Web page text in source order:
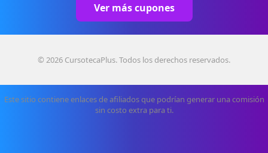
Ver más cupones
© 2026 CursotecaPlus. Todos los derechos reservados.
Este sitio contiene enlaces de afiliados que podrían generar una comisión
sin costo extra para ti.